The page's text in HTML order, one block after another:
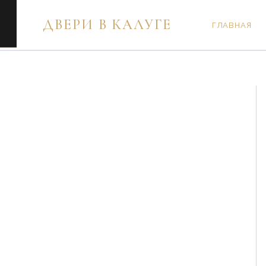
ДВЕРИ В КАЛУГЕ ГЛАВНАЯ